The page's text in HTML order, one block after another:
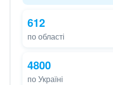
612
по області
4800
по Україні